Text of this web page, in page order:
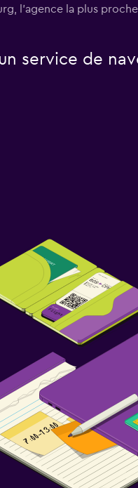
l’agence la plus
service de